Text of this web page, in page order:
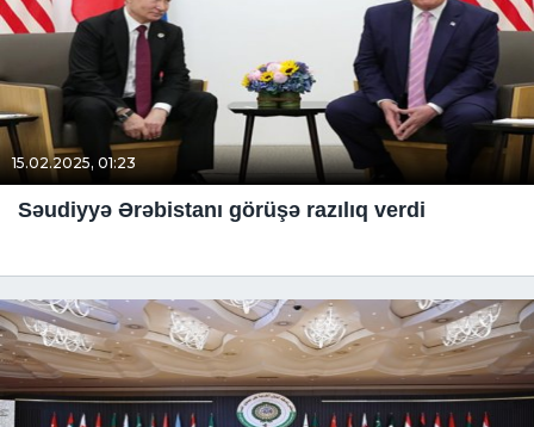
15.02.2025, 01:23
Səudiyyə Ərəbistanı görüşə razılıq verdi